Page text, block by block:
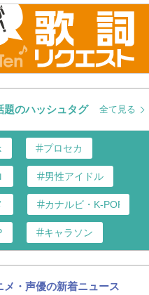
題のハッシュタグ 全て見る
プロセカ
男性アイドル
カナルビ・K-POP和訳
キャラソン
演歌・歌謡
メ・声優の新着ニュース